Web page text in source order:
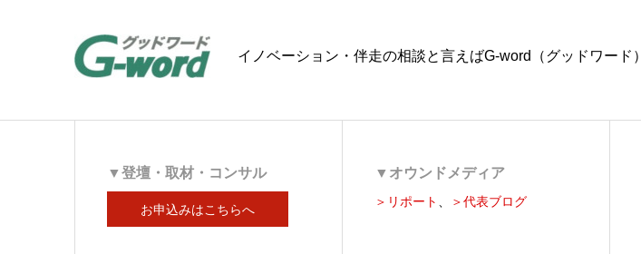
イノベーション・伴走の相談と言えばG-word（グッドワード）
▼登壇・取材・コンサル
お申込みはこちらへ
▼オウンドメディア
＞リポート 、 ＞代表ブログ